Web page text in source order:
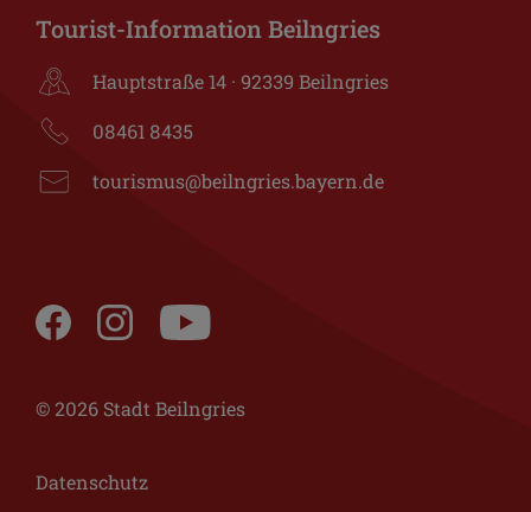
Tourist-Information Beilngries
Hauptstraße 14 · 92339 Beilngries
08461 8435
tourismus@beilngries.bayern.de
© 2026 Stadt Beilngries
Datenschutz